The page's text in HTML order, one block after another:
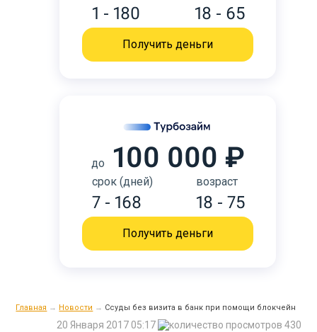
1 - 180 18 - 65
Получить деньги
до 100 000 ₽
срок (дней)
7 - 168
возраст
18 - 75
Получить деньги
Главная → Новости → Ссуды без визита в банк при помощи блокчейн
430
20 Января 2017 05:17